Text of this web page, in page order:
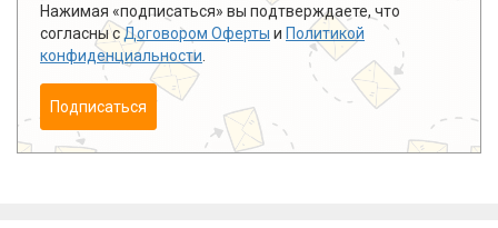
Нажимая «подписаться» вы подтверждаете, что
согласны сДоговором Оферты и Политикой
конфиденциальности
Подписаться